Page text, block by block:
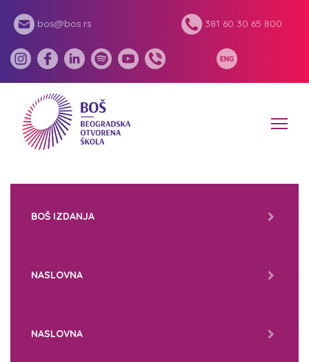
bos@bos.rs 381 60 30 65 800
BOŠ IZDANJA
NASLOVNA
NASLOVNA